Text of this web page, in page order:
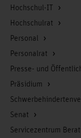
Hochschul-IT
Hochschulrat
Personal
Personalrat
Presse- und
Präsidium
Senat
Servicezentrum